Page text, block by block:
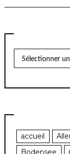
accueil
Bodensee